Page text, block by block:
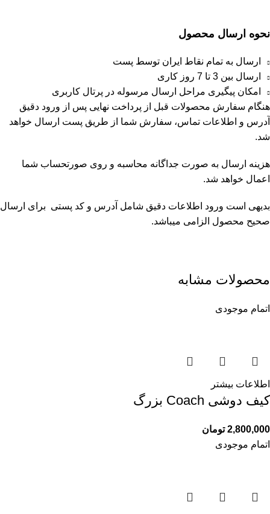
نحوه ارسال محصول
ارسال به تمام نقاط ایران توسط پست
ارسال بین 3 تا 7 روز کاری
امکان پیگیری مراحل ارسال مرسوله در پرتال کاربری
هنگام سفارش محصولات قبل از پرداخت نهایی پس از ورود دقیق
آدرس و اطلاعات تماس، سفارش شما از طریق پست ارسال خواهد
شد.
هزینه ارسال به صورت جداگانه محاسبه و روی صورتحساب شما
اعمال خواهد شد.
بدیهی است ورود اطلاعات دقیق شامل آدرس و کد پستی برای ارسال
صحیح محصول الزامی میباشد.
محصولات مشابه
اتمام موجودی
اطلاعات بیشتر
کیف دوشی Coach بزرگ
2,800,000 تومان
اتمام موجودی